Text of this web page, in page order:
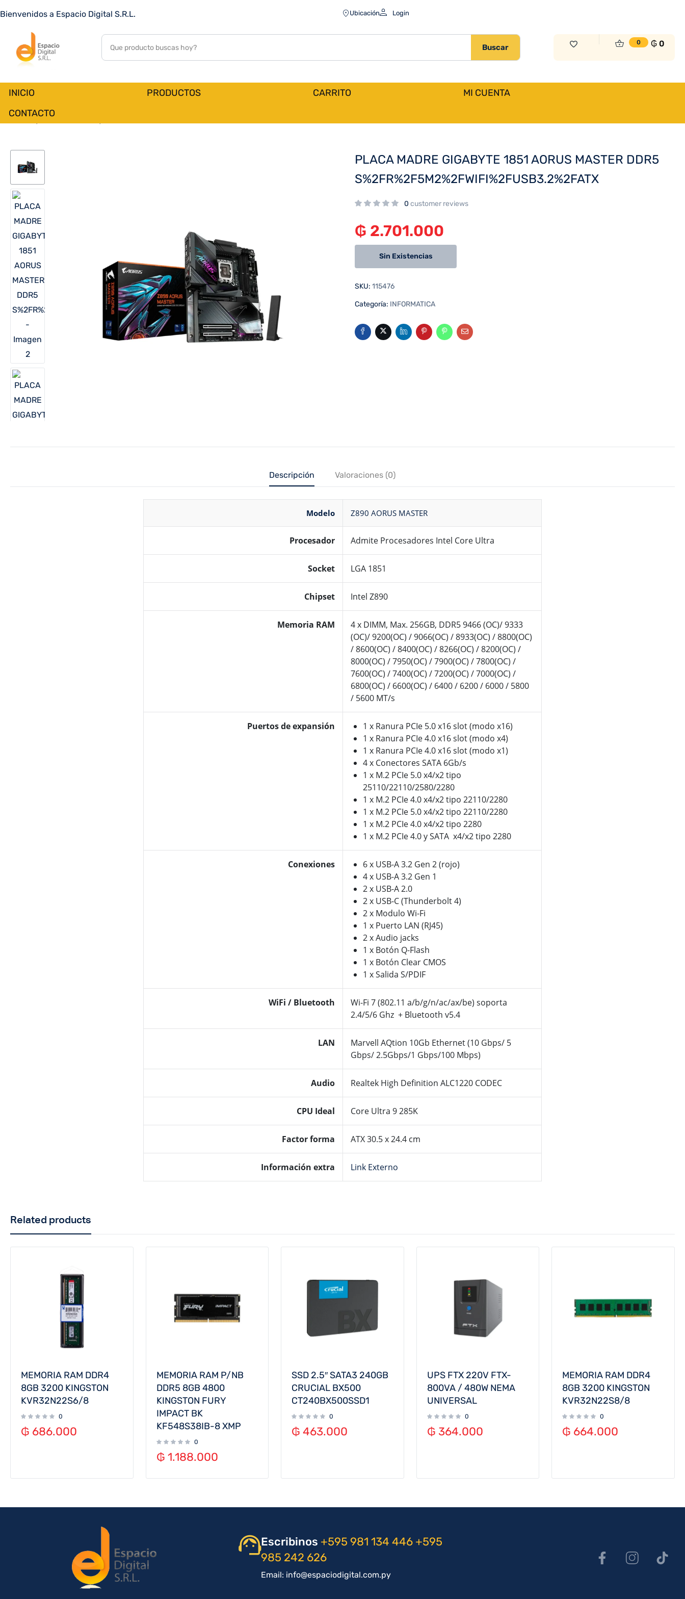
Bienvenidos a Espacio Digital S.R.L. Ubicación Login
Buscar
0 ₲0
INICIO PRODUCTOS CARRITO
MI CUENTA
CONTACTO
Inicio PRODUCTOS
PLACA MADRE GIGABYTE 1851 AORUS MASTER DDR5
customer reviews
PLACA MADRE GIGABYTE 1851 AORUS MASTER DDR5
S%2FR%2F5M2%2FWIFI%2FUSB3.2%2FATX
0 customer reviews
₲ 2.701.000
Sin Existencias
SKU: 115476
Categoría: INFORMATICA
Descripción Valoraciones (0)
Modelo Z890 AORUS MASTER
Procesador Admite Procesadores Intel Core Ultra
Socket LGA 1851
Chipset Intel Z890
Memoria RAM
4 x DIMM, Max. 256GB, DDR5 9466 (OC)/ 9333
(OC)/ 9200(OC) / 9066(OC) / 8933(OC) / 8800(OC)
/ 8600(OC) / 8400(OC) / 8266(OC) / 8200(OC) /
8000(OC) / 7950(OC) / 7900(OC) / 7800(OC) /
7600(OC) / 7400(OC) / 7200(OC) / 7000(OC) /
6800(OC) / 6600(OC) / 6400 / 6200 / 6000 / 5800
/ 5600 MT/s
Puertos de expansión
1 x Ranura PCIe 5.0 x16 slot (modo x16)
1 x Ranura PCIe 4.0 x16 slot (modo x4)
1 x Ranura PCIe 4.0 x16 slot (modo x1)
4 x Conectores SATA 6Gb/s
1 x M.2 PCIe 5.0 x4/x2 tipo
25110/22110/2580/2280
1 x M.2 PCIe 4.0 x4/x2 tipo 22110/2280
1 x M.2 PCIe 5.0 x4/x2 tipo 22110/2280
1 x M.2 PCIe 4.0 x4/x2 tipo 2280
1 x M.2 PCIe 4.0 y SATA x4/x2 tipo 2280
Conexiones
6 x USB-A 3.2 Gen 2 (rojo)
4 x USB-A 3.2 Gen 1
2 x USB-A 2.0
2 x USB-C (Thunderbolt 4)
2 x Modulo Wi-Fi
1 x Puerto LAN (RJ45)
2 x Audio jacks
1 x Botón Q-Flash
1 x Botón Clear CMOS
1 x Salida S/PDIF
WiFi / Bluetooth
Wi-Fi 7 (802.11 a/b/g/n/ac/ax/be) soporta
2.4/5/6 Ghz + Bluetooth v5.4
LAN
Marvell AQtion 10Gb Ethernet (10 Gbps/ 5
Gbps/ 2.5Gbps/1 Gbps/100 Mbps)
Audio Realtek High Definition ALC1220 CODEC
CPU Ideal Core Ultra 9 285K
Factor forma ATX 30.5 x 24.4 cm
Información extra Link Externo
Related products
MEMORIA RAM DDR4
8GB 3200 KINGSTON
KVR32N22S6/8
0
₲ 686.000
MEMORIA RAM P/NB
DDR5 8GB 4800
KINGSTON FURY
IMPACT BK
KF548S38IB-8 XMP
0
₲ 1.188.000
SSD 2.5″ SATA3 240GB
CRUCIAL BX500
CT240BX500SSD1
0
₲ 463.000
UPS FTX 220V FTX-
800VA / 480W NEMA
UNIVERSAL
0
₲ 364.000
MEMORIA RAM DDR4
8GB 3200 KINGSTON
KVR32N22S8/8
0
₲ 664.000
Escribinos +595 981 134 446 +595
985 242 626
Email: info@espaciodigital.com.py